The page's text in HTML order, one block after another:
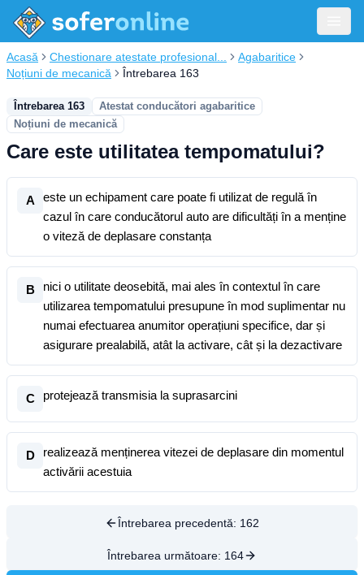
Acasă Chestionare atestate profesional...
Agabaritice
Noțiuni de mecanică
Întrebarea 163
Întrebarea 163
Atestat conducători agabaritice
Noțiuni de mecanică
Care este utilitatea tempomatului?
A
este un echipament care poate fi utilizat de regulă în
cazul în care conducătorul auto are dificultăți în a menține
o viteză de deplasare constanța
B
nici o utilitate deosebită, mai ales în contextul în care
utilizarea tempomatului presupune în mod suplimentar nu
numai efectuarea anumitor operațiuni specifice, dar și
asigurare prealabilă, atât la activare, cât și la dezactivare
C protejează transmisia la suprasarcini
D
realizează menținerea vitezei de deplasare din momentul
activării acestuia
Întrebarea precedentă: 162
Întrebarea următoare: 164